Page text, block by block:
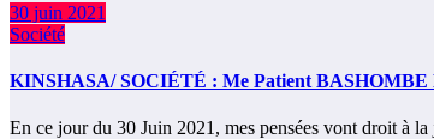
30 juin 2021
Société
KINSHASA/ SOCIÉTÉ : Me Patient BASHOMBE
En ce jour du 30 Juin 2021, mes pensées vont droit à